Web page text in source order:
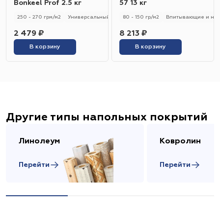
Bonkeel Prof 2.5 кг
250 - 270 грм/м2 Универсальный 250 - 270 гр/м2
2 479 ₽
В корзину
57 13 кг
80 - 150 гр/м2 Впитывающие и не
8 213 ₽
В корзину
Другие типы напольных покрытий
Линолеум
Перейти
Ковролин
Перейти